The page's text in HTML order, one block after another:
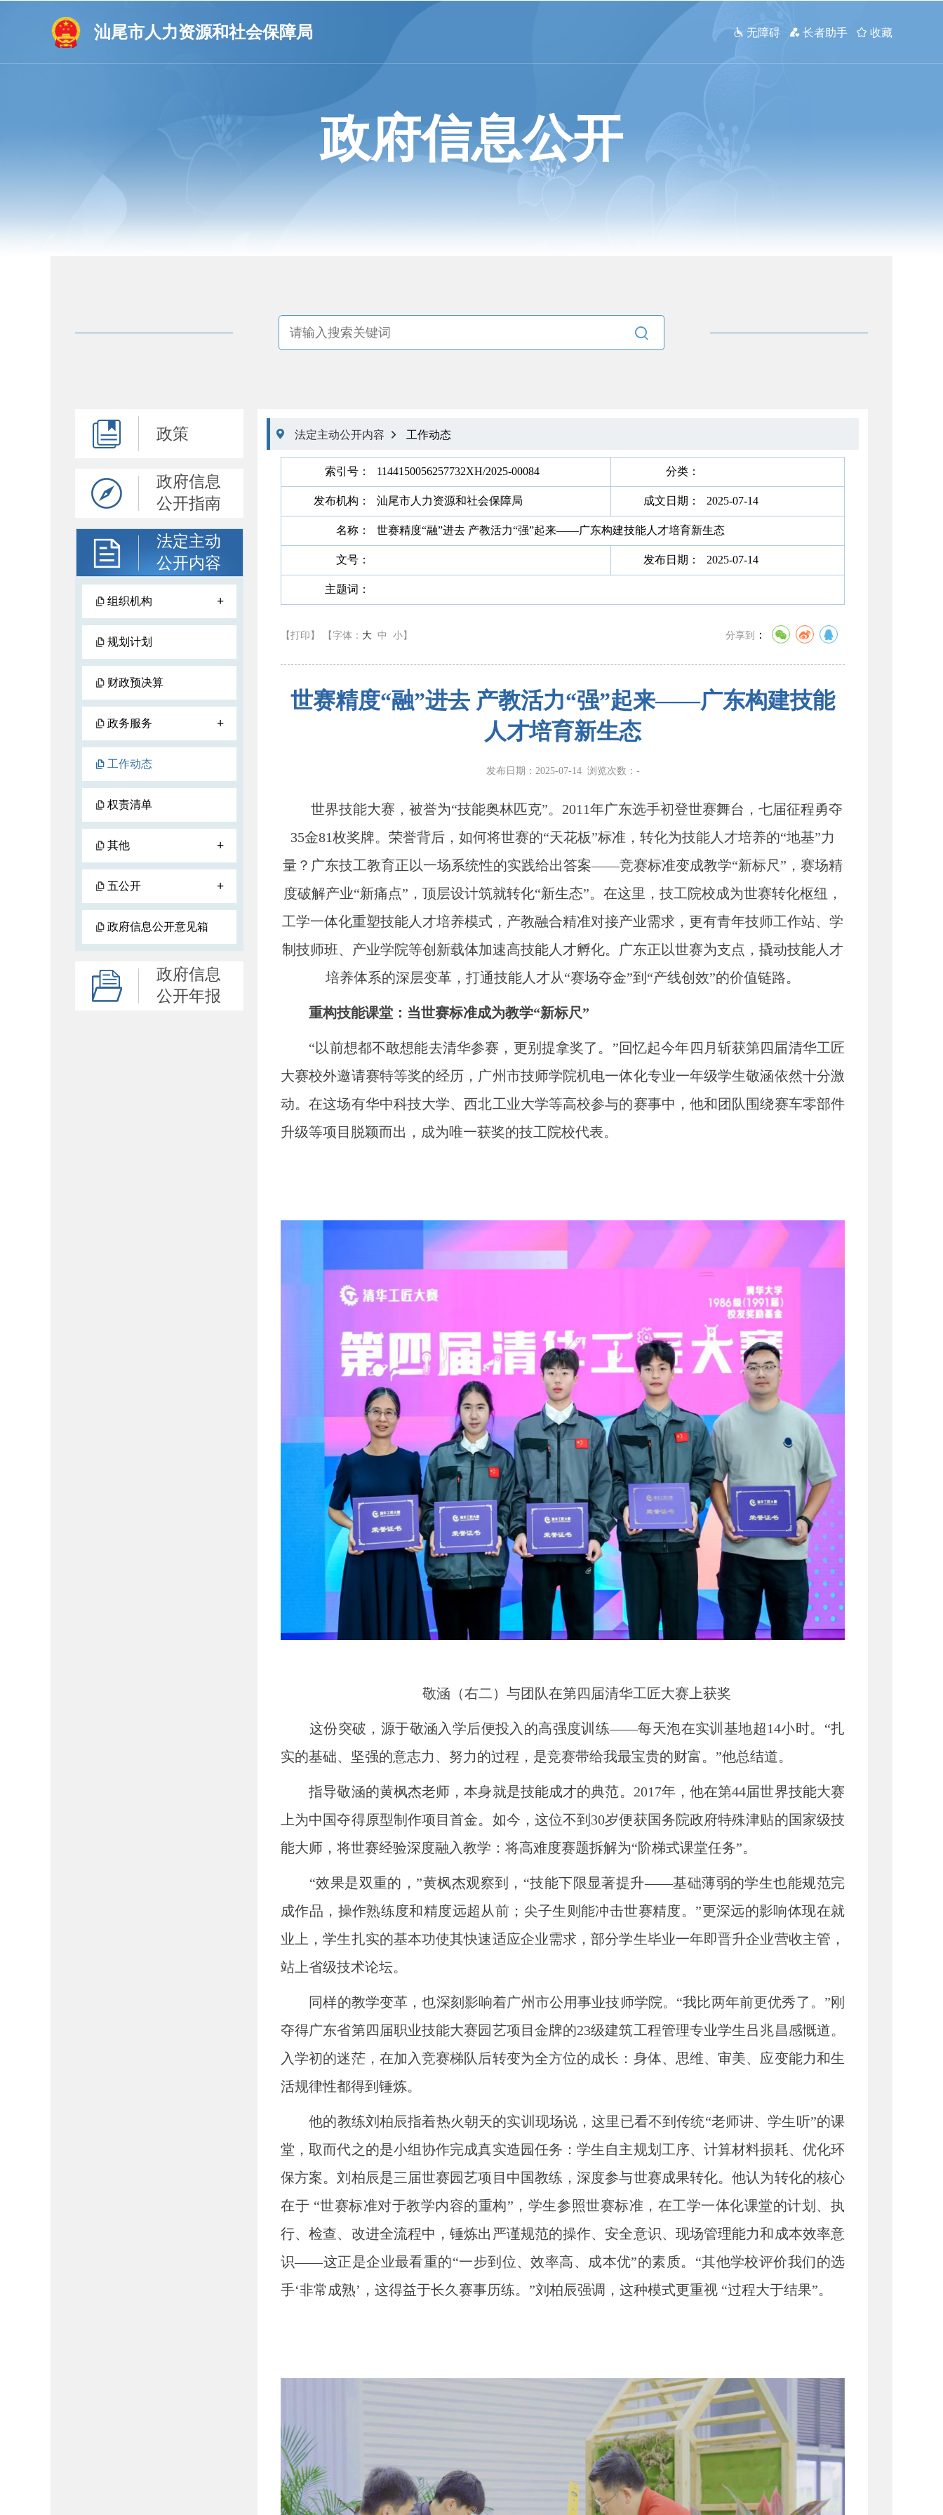
汕尾市人力资源和社会保障局  无障碍  长者助手  收藏
政府信息公开

政策
政府信息
公开指南
法定主动
公开内容
组织机构 +
规划计划
财政预决算
政务服务 +
工作动态
权责清单
其他 +
五公开 +
政府信息公开意见箱
政府信息
公开年报
 法定主动公开内容  工作动态
索引号： 1144150056257732XH/2025-00084 分类：
发布机构： 汕尾市人力资源和社会保障局 成文日期： 2025-07-14
名称： 世赛精度“融”进去 产教活力“强”起来——广东构建技能人才培育新生态
文号： 发布日期： 2025-07-14
主题词：
【打印】 【字体： 大 中 小 】 分享到 ：
世赛精度“融”进去 产教活力“强”起来——广东构建技能
人才培育新生态
发布日期：2025-07-14 浏览次数： -
世界技能大赛，被誉为“技能奥林匹克”。2011年广东选手初登世赛舞台，七届征程勇夺
35金81枚奖牌。荣誉背后，如何将世赛的“天花板”标准，转化为技能人才培养的“地基”力
量？广东技工教育正以一场系统性的实践给出答案——竞赛标准变成教学“新标尺”，赛场精
度破解产业“新痛点”，顶层设计筑就转化“新生态”。在这里，技工院校成为世赛转化枢纽，
工学一体化重塑技能人才培养模式，产教融合精准对接产业需求，更有青年技师工作站、学
制技师班、产业学院等创新载体加速高技能人才孵化。广东正以世赛为支点，撬动技能人才
培养体系的深层变革，打通技能人才从“赛场夺金”到“产线创效”的价值链路。
重构技能课堂：当世赛标准成为教学“新标尺”
“以前想都不敢想能去清华参赛，更别提拿奖了。”回忆起今年四月斩获第四届清华工匠
大赛校外邀请赛特等奖的经历，广州市技师学院机电一体化专业一年级学生敬涵依然十分激
动。在这场有华中科技大学、西北工业大学等高校参与的赛事中，他和团队围绕赛车零部件
升级等项目脱颖而出，成为唯一获奖的技工院校代表。
敬涵（右二）与团队在第四届清华工匠大赛上获奖
这份突破，源于敬涵入学后便投入的高强度训练——每天泡在实训基地超14小时。“扎
实的基础、坚强的意志力、努力的过程，是竞赛带给我最宝贵的财富。”他总结道。
指导敬涵的黄枫杰老师，本身就是技能成才的典范。2017年，他在第44届世界技能大赛
上为中国夺得原型制作项目首金。如今，这位不到30岁便获国务院政府特殊津贴的国家级技
能大师，将世赛经验深度融入教学：将高难度赛题拆解为“阶梯式课堂任务”。
“效果是双重的，”黄枫杰观察到，“技能下限显著提升——基础薄弱的学生也能规范完
成作品，操作熟练度和精度远超从前；尖子生则能冲击世赛精度。”更深远的影响体现在就
业上，学生扎实的基本功使其快速适应企业需求，部分学生毕业一年即晋升企业营收主管，
站上省级技术论坛。
同样的教学变革，也深刻影响着广州市公用事业技师学院。“我比两年前更优秀了。”刚
夺得广东省第四届职业技能大赛园艺项目金牌的23级建筑工程管理专业学生吕兆昌感慨道。
入学初的迷茫，在加入竞赛梯队后转变为全方位的成长：身体、思维、审美、应变能力和生
活规律性都得到锤炼。
他的教练刘柏辰指着热火朝天的实训现场说，这里已看不到传统“老师讲、学生听”的课
堂，取而代之的是小组协作完成真实造园任务：学生自主规划工序、计算材料损耗、优化环
保方案。刘柏辰是三届世赛园艺项目中国教练，深度参与世赛成果转化。他认为转化的核心
在于 “世赛标准对于教学内容的重构”，学生参照世赛标准，在工学一体化课堂的计划、执
行、检查、改进全流程中，锤炼出严谨规范的操作、安全意识、现场管理能力和成本效率意
识——这正是企业最看重的“一步到位、效率高、成本优”的素质。“其他学校评价我们的选
手‘非常成熟’，这得益于长久赛事历练。”刘柏辰强调，这种模式更重视 “过程大于结果”。